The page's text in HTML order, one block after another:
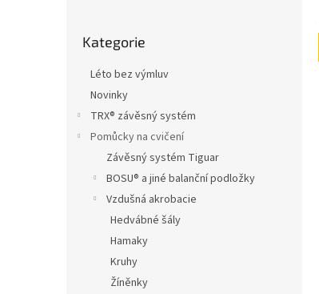
kategorie
Kategorie
Léto bez výmluv
Novinky
TRX® závěsný systém
Pomůcky na cvičení
Závěsný systém Tiguar
BOSU® a jiné balanční podložky
Vzdušná akrobacie
Hedvábné šály
Hamaky
Kruhy
Žíněnky